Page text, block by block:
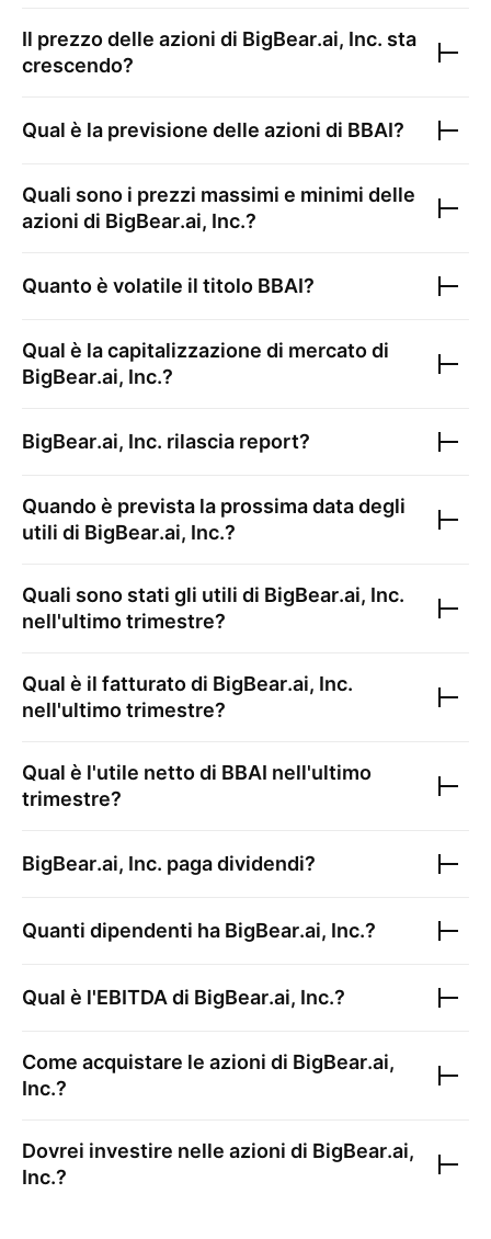
Il prezzo delle azioni di BigBear.ai, Inc. sta
crescendo?
Qual è la previsione delle azioni di BBAI?
Quali sono i prezzi massimi e minimi delle
azioni di BigBear.ai, Inc.?
Quanto è volatile il titolo BBAI?
Qual è la capitalizzazione di mercato di
BigBear.ai, Inc.?
BigBear.ai, Inc. rilascia report?
Quando è prevista la prossima data degli
utili di BigBear.ai, Inc.?
Quali sono stati gli utili di BigBear.ai, Inc.
nell'ultimo trimestre?
Qual è il fatturato di BigBear.ai, Inc.
nell'ultimo trimestre?
Qual è l'utile netto di BBAI nell'ultimo
trimestre?
BigBear.ai, Inc. paga dividendi?
Quanti dipendenti ha BigBear.ai, Inc.?
Qual è l'EBITDA di BigBear.ai, Inc.?
Come acquistare le azioni di BigBear.ai,
Inc.?
Dovrei investire nelle azioni di BigBear.ai,
Inc.?